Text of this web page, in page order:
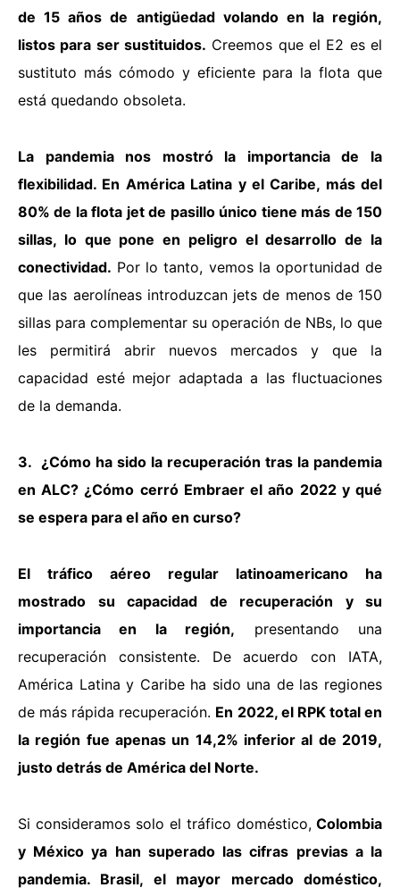
de 15 años de antigüedad volando en la región,
listos para ser sustituidos. Creemos que el E2 es el
sustituto más cómodo y eficiente para la flota que
está quedando obsoleta.
La pandemia nos mostró la importancia de la
flexibilidad. En América Latina y el Caribe, más del
80% de la flota jet de pasillo único tiene más de 150
sillas, lo que pone en peligro el desarrollo de la
conectividad. Por lo tanto, vemos la oportunidad de
que las aerolíneas introduzcan jets de menos de 150
sillas para complementar su operación de NBs, lo que
les permitirá abrir nuevos mercados y que la
capacidad esté mejor adaptada a las fluctuaciones
de la demanda.
3. ¿Cómo ha sido la recuperación tras la pandemia
en ALC? ¿Cómo cerró Embraer el año 2022 y qué
se espera para el año en curso?
El tráfico aéreo regular latinoamericano ha
mostrado su capacidad de recuperación y su
importancia en la región, presentando una
recuperación consistente. De acuerdo con IATA,
América Latina y Caribe ha sido una de las regiones
de más rápida recuperación. En 2022, el RPK total en
la región fue apenas un 14,2% inferior al de 2019,
justo detrás de América del Norte.
Si consideramos solo el tráfico doméstico, Colombia
y México ya han superado las cifras previas a la
pandemia. Brasil, el mayor mercado doméstico,